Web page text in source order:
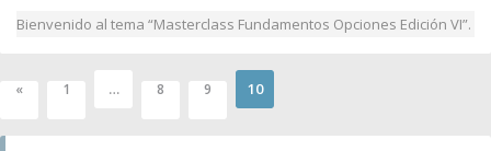
Bienvenido al tema “Masterclass Fundamentos Opciones Edición VI”.
« 1 … 8 9 10